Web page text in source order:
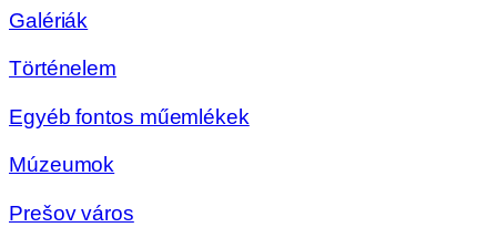
Galériák
Történelem
Egyéb fontos műemlékek
Múzeumok
Prešov város